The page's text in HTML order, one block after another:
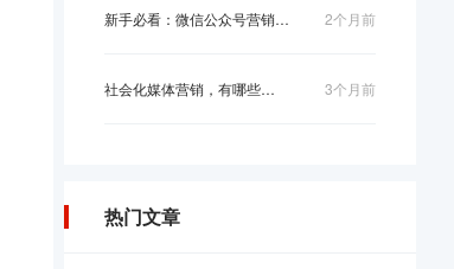
新手必看：微信公众号营销策略的基础搭建思... 2个月前
社会化媒体营销，有哪些核心方法？ 3个月前
热门文章